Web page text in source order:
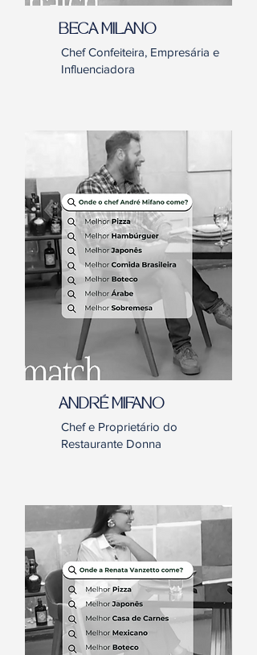
BECA MILANO
Chef Confeiteira, Empresária e
Influenciadora
ANDRÉ MIFANO
Chef e Proprietário do
Restaurante Donna